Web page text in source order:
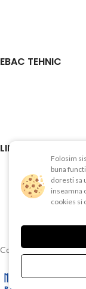
EBAC TEHNIC
LINK-URI UTILE
Copyright © 2015-
Folosim
buna
doresti sa
inseamna
cookies si